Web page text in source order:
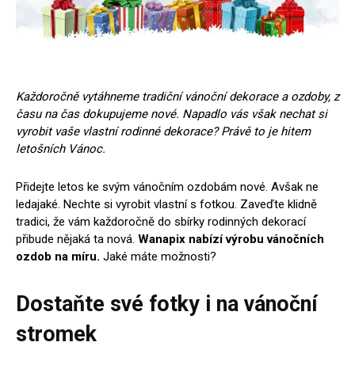
Každoročně vytáhneme tradiční vánoční dekorace a ozdoby, z
času na čas dokupujeme nové. Napadlo vás však nechat si
vyrobit vaše vlastní rodinné dekorace? Právě to je hitem
letošních Vánoc.
Přidejte letos ke svým vánočním ozdobám nové. Avšak ne
ledajaké. Nechte si vyrobit vlastní s fotkou. Zaveďte klidně
tradici, že vám každoročně do sbírky rodinných dekorací
přibude nějaká ta nová. Wanapix nabízí výrobu vánočních
ozdob na míru. Jaké máte možnosti?
Dostaňte své fotky i na vánoční
stromek